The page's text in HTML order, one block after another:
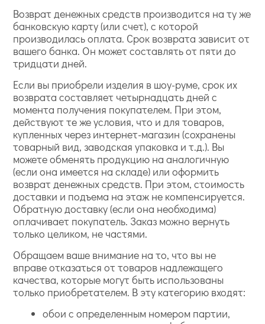
Возврат денежных средств производится на ту же
банковскую карту (или счет), с которой
производилась оплата. Срок возврата зависит от
вашего банка. Он может составлять от пяти до
тридцати дней.
Если вы приобрели изделия в шоу-руме, срок их
возврата составляет четырнадцать дней с
момента получения покупателем. При этом,
действуют те же условия, что и для товаров,
купленных через интернет-магазин (сохранены
товарный вид, заводская упаковка и т.д.). Вы
можете обменять продукцию на аналогичную
(если она имеется на складе) или оформить
возврат денежных средств. При этом, стоимость
доставки и подъема на этаж не компенсируется.
Обратную доставку (если она необходима)
оплачивает покупатель. Заказ можно вернуть
только целиком, не частями.
Обращаем ваше внимание на то, что вы не
вправе отказаться от товаров надлежащего
качества, которые могут быть использованы
только приобретателем. В эту категорию входят:
обои с определенным номером партии,